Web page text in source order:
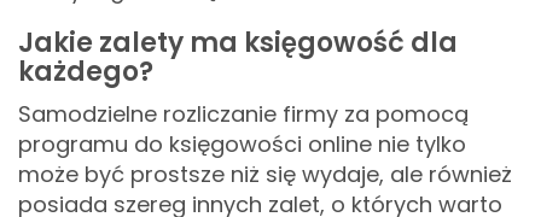
Jakie zalety ma księgowość dla
każdego?
Samodzielne rozliczanie firmy za pomocą
programu do księgowości online nie tylko
może być prostsze niż się wydaje, ale również
posiada szereg innych zalet, o których warto